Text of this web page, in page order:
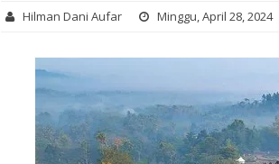
Hilman Dani Aufar Minggu, April 28, 2024